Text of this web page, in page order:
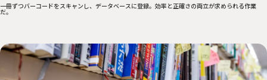
一冊ずつバーコードをスキャンし、データベースに登録。効率と正確さの両立が求められる作業
だ。